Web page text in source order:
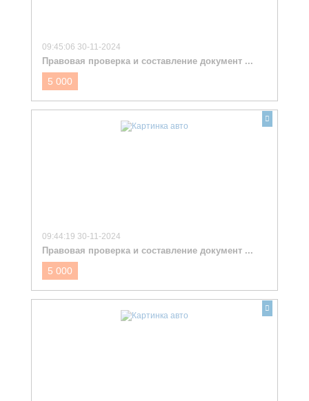
09:45:06 30-11-2024
Правовая проверка и составление документ ...
5 000
09:44:19 30-11-2024
Правовая проверка и составление документ ...
5 000